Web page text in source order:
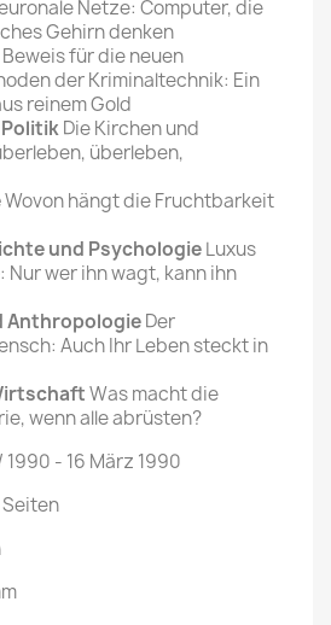
Netze: Computer, die
Gehirn denken
Beweis für die neuen
der Kriminaltechnik: Ein
reinem Gold
Die Kirchen und
überleben,
Wovon hängt die Fruchtbarkeit
und PsychologieLuxus
Nur wer ihn wagt, kann ihn
AnthropologieDer
Auch Ihr Leben steckt in
Was macht die
wenn alle abrüsten?
1990 - 16 März 1990